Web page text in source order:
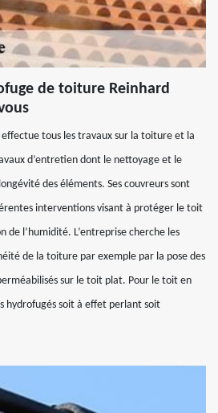
de toiture Reinhard
effectue tous les travaux sur la toiture et la
d’entretien dont le nettoyage et le
des éléments. Ses couvreurs sont
interventions visant à protéger le toit
de l’humidité. L’entreprise cherche les
de la toiture par exemple par la pose des
sur le toit plat. Pour le toit en
hydrofugés soit à effet perlant soit